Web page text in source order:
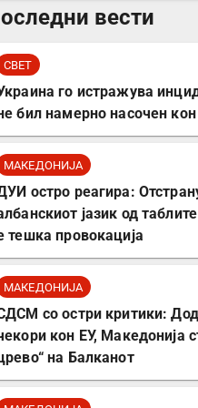
комплет за
вести
СВЕТ
го истражува
бил намерно насочен кон
МАКЕДОНИЈА
остро реагира:
јазик од
тешка провокација
МАКЕДОНИЈА
со остри критики:
кон ЕУ, Македонија
на Балканот